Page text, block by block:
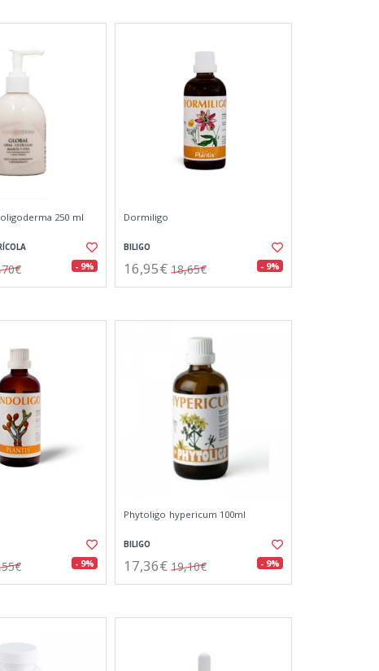
250 ml
- 9%
Dormiligo
BILIGO
16,95€ 18,65€ - 9%
- 9%
Phytoligo hypericum 100ml
BILIGO
17,36€ 19,10€ - 9%